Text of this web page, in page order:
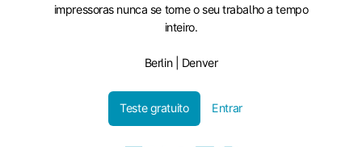
impressoras nunca se torne o seu trabalho a tempo
inteiro.
Berlin | Denver
Teste gratuito Entrar